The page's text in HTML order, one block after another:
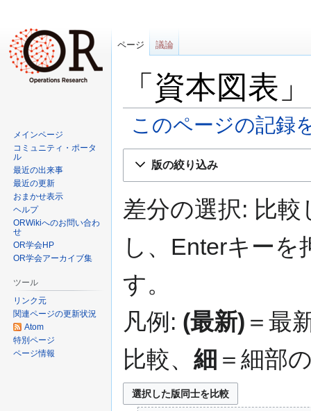
「資本図表
このページの記録
ー
シ
ン
移
動
移
動
版の絞り込み
差分の選択: 比
し、Enterキー
す。
凡例: (最新) ＝最
比較、 細 ＝細部
ページ 議論
メインページ
コミュニティ・ポータ
ル
最近の出来事
最近の更新
おまかせ表示
ヘルプ
ORWikiへのお問い合わ
せ
OR学会HP
OR学会アーカイブ集
ツール
リンク元
関連ページの更新状況
Atom
特別ページ
ページ情報